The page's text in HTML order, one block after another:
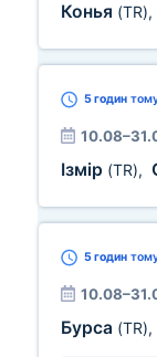
Конья (TR),
5 годин
Ізмір (TR),
5 годин
Бурса (TR),